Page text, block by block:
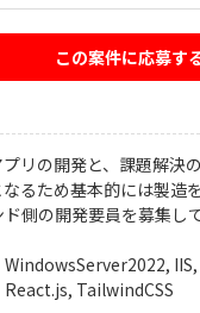
この案件に応募す
リの開発と、課題解決
るため基本的には製造
側の開発要員を募集し
React.js, TailwindCSS